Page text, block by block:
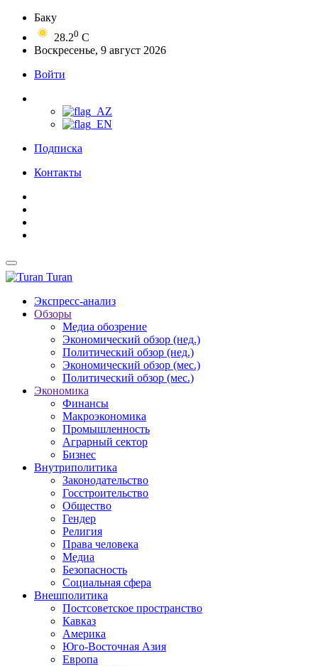
Баку
28.20 C
Воскресенье, 9 август 2026
Войти
Подписка
Контакты
Turan
Экспресс-анализ
Обзоры
Медиа обозрение
Экономический обзор (нед.)
Политический обзор (нед.)
Экономический обзор (мес.)
Политический обзор (мес.)
Экономика
Финансы
Макроэкономика
Промышленность
Аграрный сектор
Бизнес
Внутриполитика
Законодательство
Госстроительство
Общество
Гендер
Религия
Права человека
Медиа
Безопасность
Социальная сфера
Внешполитика
Постсоветское пространство
Кавказ
Америка
Юго-Восточная Азия
Европа